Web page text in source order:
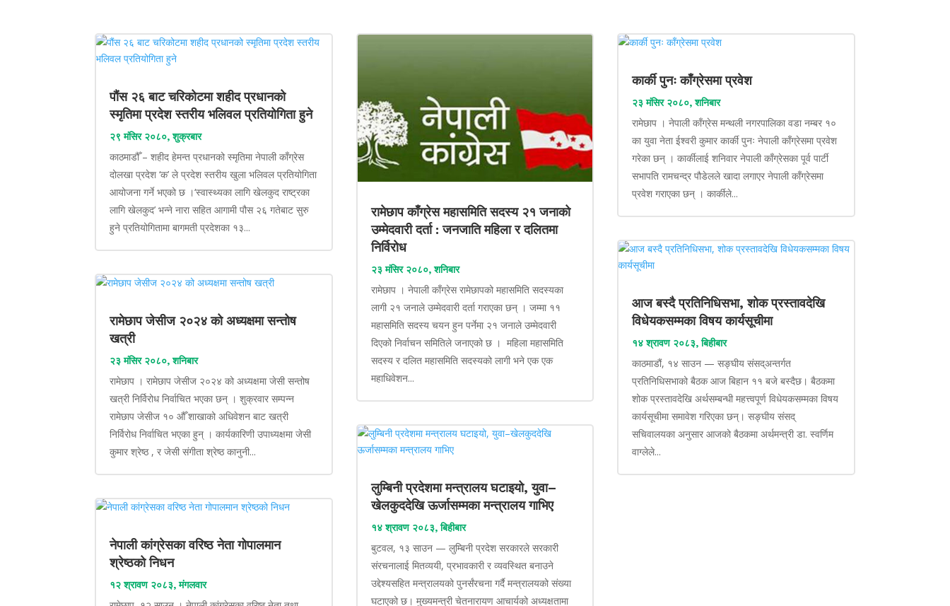
पौंस २६ बाट चरिकोटमा शहीद प्रधानको
स्मृतिमा प्रदेश स्तरीय भलिवल प्रतियोगिता हुने
२९ मंसिर २०८०, शुक्रबार
काठमाडौँ – शहीद हेमन्त प्रधानको स्मृतिमा नेपाली काँग्रेस
दोलखा प्रदेश ‘क’ ले प्रदेश स्तरीय खुला भलिवल प्रतियोगिता
आयोजना गर्ने भएको छ ।‘स्वास्थ्यका लागि खेलकुद राष्ट्रका
लागि खेलकुद’ भन्ने नारा सहित आगामी पौस २६ गतेबाट सुरु
हुने प्रतियोगितामा बागमती प्रदेशका १३...
रामेछाप जेसीज २०२४ को अध्यक्षमा सन्तोष
खत्री
२३ मंसिर २०८०, शनिबार
रामेछाप । रामेछाप जेसीज २०२४ को अध्यक्षमा जेसी सन्तोष
खत्री निर्विरोध निर्वाचित भएका छन् । शुक्रवार सम्पन्न
रामेछाप जेसीज १० औँ शाखाको अधिवेशन बाट खत्री
निर्विरोध निर्वाचित भएका हुन् । कार्यकारिणी उपाध्यक्षमा जेसी
कुमार श्रेष्ठ , र जेसी संगीता श्रेष्ठ कानुनी...
नेपाली कांग्रेसका वरिष्ठ नेता गोपालमान
श्रेष्ठको निधन
१२ श्रावण २०८३, मंगलवार
रामेछाप काँग्रेस महासमिति सदस्य २१ जनाको
उम्मेदवारी दर्ता : जनजाति महिला र दलितमा
निर्विरोध
२३ मंसिर २०८०, शनिबार
रामेछाप । नेपाली काँग्रेस रामेछापको महासमिति सदस्यका
लागी २१ जनाले उम्मेदवारी दर्ता गराएका छन् । जम्मा ११
महासमिति सदस्य चयन हुन पर्नेमा २१ जनाले उम्मेदवारी
दिएको निर्वाचन समितिले जनाएको छ । महिला महासमिति
सदस्य र दलित महासमिति सदस्यको लागी भने एक एक
महाधिवेशन...
लुम्बिनी प्रदेशमा मन्त्रालय घटाइयो, युवा–
खेलकुददेखि ऊर्जासम्मका मन्त्रालय गाभिए
१४ श्रावण २०८३, बिहीबार
बुटवल, १३ साउन — लुम्बिनी प्रदेश सरकारले सरकारी
संरचनालाई मितव्ययी, प्रभावकारी र व्यवस्थित बनाउने
उद्देश्यसहित मन्त्रालयको पुनर्संरचना गर्दै मन्त्रालयको संख्या
घटाएको छ। मुख्यमन्त्री चेतनारायण आचार्यको अध्यक्षतामा
कार्की पुनः काँग्रेसमा प्रवेश
२३ मंसिर २०८०, शनिबार
रामेछाप । नेपाली काँग्रेस मन्थली नगरपालिका वडा नम्बर १०
का युवा नेता ईश्वरी कुमार कार्की पुनः नेपाली काँग्रेसमा प्रवेश
गरेका छन् । कार्कीलाई शनिवार नेपाली काँग्रेसका पूर्व पार्टी
सभापति रामचन्द्र पौडेलले खादा लगाएर नेपाली काँग्रेसमा
प्रवेश गराएका छन् । कार्कीले...
आज बस्दै प्रतिनिधिसभा, शोक प्रस्तावदेखि
विधेयकसम्मका विषय कार्यसूचीमा
१४ श्रावण २०८३, बिहीबार
काठमाडौं, १४ साउन — सङ्घीय संसद्अन्तर्गत
प्रतिनिधिसभाको बैठक आज बिहान ११ बजे बस्दैछ। बैठकमा
शोक प्रस्तावदेखि अर्थसम्बन्धी महत्त्वपूर्ण विधेयकसम्मका विषय
कार्यसूचीमा समावेश गरिएका छन्। सङ्घीय संसद्
सचिवालयका अनुसार आजको बैठकमा अर्थमन्त्री डा. स्वर्णिम
वाग्लेले...